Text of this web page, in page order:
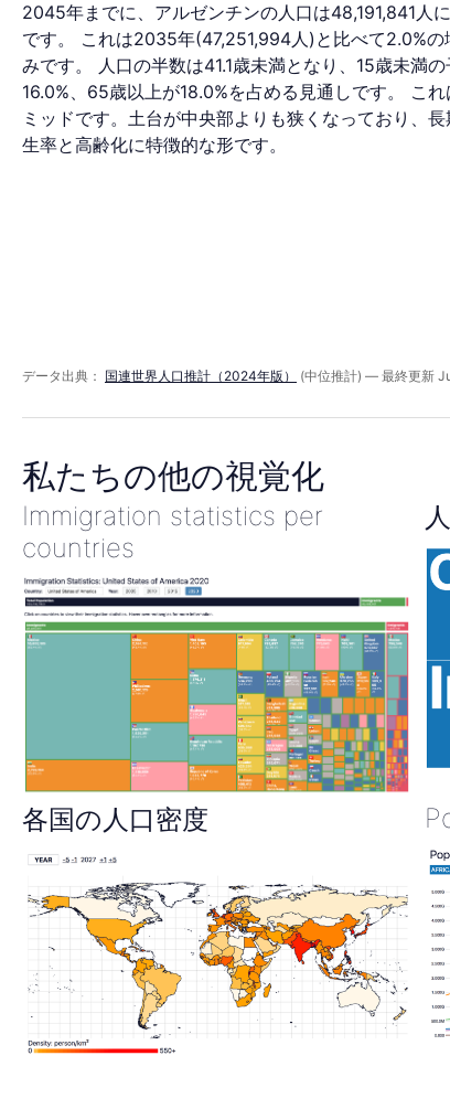
ピ
ラ
ド
2045
年
2045年までに、アルゼンチンの人口は48,191,841人
です。 これは2035年(47,251,994人)と比べて2.0%の
みです。 人口の半数は41.1歳未満となり、15歳未満
16.0%、65歳以上が18.0%を占める見通しです。 こ
ミッドです。土台が中央部よりも狭くなっており、
生率と高齢化に特徴的な形です。
データ出典： 国連世界人口推計（2024年版） (中位推計) — 最終更新
私たちの他の視覚化
Immigration statistics per
countries
各国の人口密度